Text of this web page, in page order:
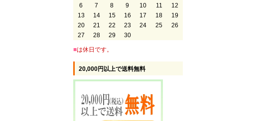
6
7 8 9 10 11
12
13
14 15 16 17 18
19
20
21 22 23 24 25
26
27
28 29 30
■は休日です。
20,000円以上で送料無料